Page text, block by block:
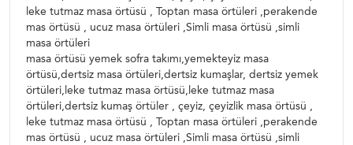
leke tutmaz masa örtüsü , Toptan masa örtüleri ,perakende
mas örtüsü , ucuz masa örtüleri ,Simli masa örtüsü ,simli
masa örtüleri
masa örtüsü yemek sofra takımı,yemekteyiz masa
örtüsü,dertsiz masa örtüleri,dertsiz kumaşlar, dertsiz yemek
örtüleri,leke tutmaz masa örtüsü,leke tutmaz masa
örtüleri,dertsiz kumaş örtüler , çeyiz, çeyizlik masa örtüsü ,
leke tutmaz masa örtüsü , Toptan masa örtüleri ,perakende
mas örtüsü , ucuz masa örtüleri ,Simli masa örtüsü ,simli